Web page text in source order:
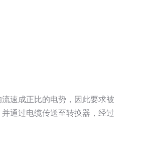
速成正比的电势，因此要求被
通过电缆传送至转换器，经过